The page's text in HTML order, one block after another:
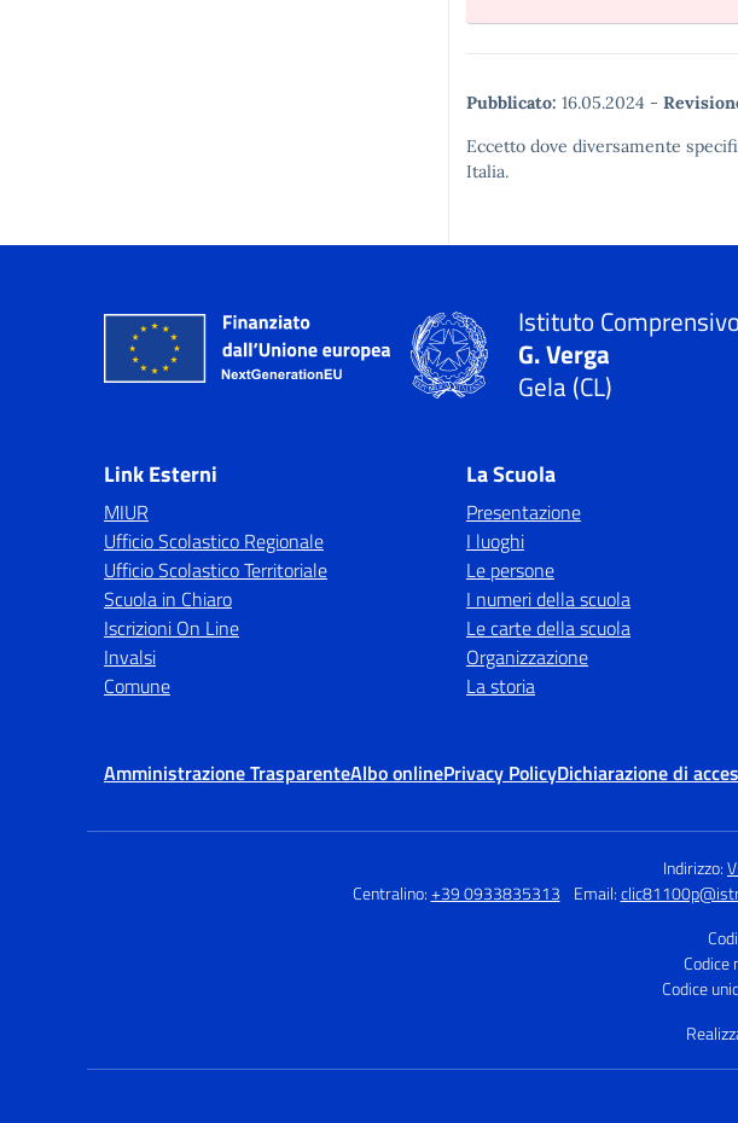
Pubblicato: 16.05.2024 -
Eccetto dove diversamente
Italia.
Istituto Comprensivo
G. Verga
Gela (CL)
Link Esterni
MIUR
Ufficio Scolastico Regionale
Ufficio Scolastico Territoriale
Scuola in Chiaro
Iscrizioni On Line
Invalsi
Comune
La Scuola
Presentazione
I luoghi
Le persone
I numeri della scuola
Le carte della scuola
Organizzazione
La storia
Amministrazione TrasparenteAlbo onlinePrivacy PolicyDichiarazione di
Indirizzo:
Centralino:+39 0933835313 Email:
Codice
Codice